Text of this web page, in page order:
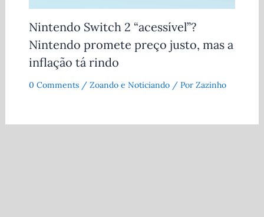
Nintendo Switch 2 “acessível”?
Nintendo promete preço justo, mas a
inflação tá rindo
0 Comments / Zoando e Noticiando/ Por Zazinho